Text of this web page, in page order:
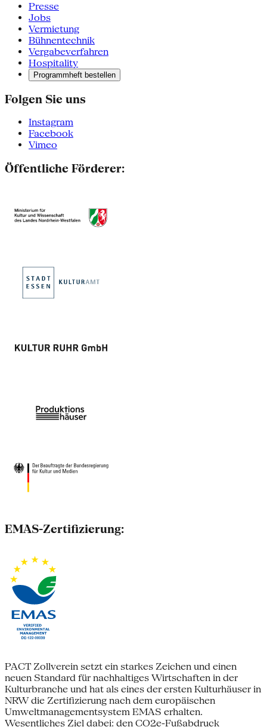
Presse
Jobs
Vermietung
Bühnentechnik
Vergabeverfahren
Hospitality
Programmheft bestellen
Folgen Sie uns
Instagram
Facebook
Vimeo
Öffentliche Förderer:
EMAS-Zertifizierung:
PACT Zollverein setzt ein starkes Zeichen und einen
neuen Standard für nachhaltiges Wirtschaften in der
Kulturbranche und hat als eines der ersten Kulturhäuser in
NRW die Zertifizierung nach dem europäischen
Umweltmanagementsystem EMAS erhalten.
Wesentliches Ziel dabei: den CO2e-Fußabdruck